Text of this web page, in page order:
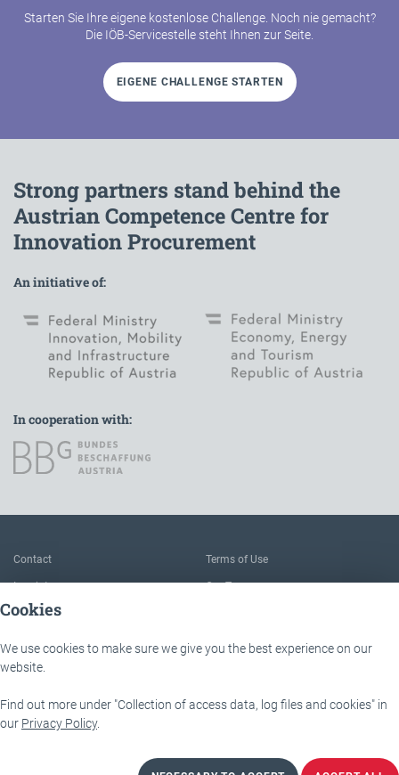
Starten Sie Ihre eigene kostenlose Challenge. Noch nie gemacht?
Die IÖB-Servicestelle steht Ihnen zur Seite.
EIGENE CHALLENGE STARTEN
Strong partners stand behind the
Austrian Competence Centre for
Innovation Procurement
An initiative of:
In cooperation with:
Cookies
We use cookies to make sure we give you the best experience on our
website.
Find out more under "Collection of access data, log files and cookies" in
our Privacy Policy.
Contact
Imprint
FAQ
Accessibility
Terms of Use
Our Team
IÖB - Servicestelle
Lassallestraße 9b